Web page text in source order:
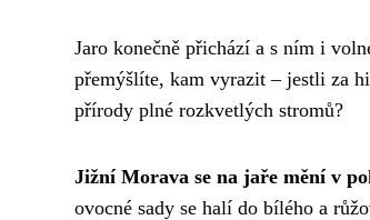
Jaro konečně přichází a s ním i
přemýšlíte, kam vyrazit – jestli za
přírody plné rozkvetlých stromů?
Jižní Morava se na jaře mění v
ovocné sady se halí do bílého a